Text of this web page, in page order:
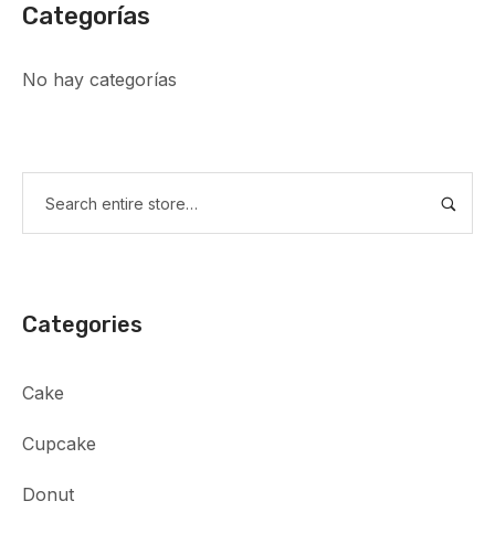
Categorías
No hay categorías
Categories
Cake
Cupcake
Donut